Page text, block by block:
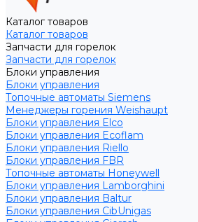
Каталог товаров
Каталог товаров
Запчасти для горелок
Запчасти для горелок
Блоки управления
Блоки управления
Топочные автоматы Siemens
Менеджеры горения Weishaupt
Блоки управления Elco
Блоки управления Ecoflam
Блоки управления Riello
Блоки управления FBR
Топочные автоматы Honeywell
Блоки управления Lamborghini
Блоки управления Baltur
Блоки управления CibUnigas